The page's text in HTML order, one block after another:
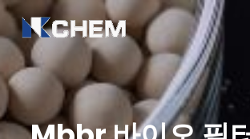
콘
텐
츠
로
건
너